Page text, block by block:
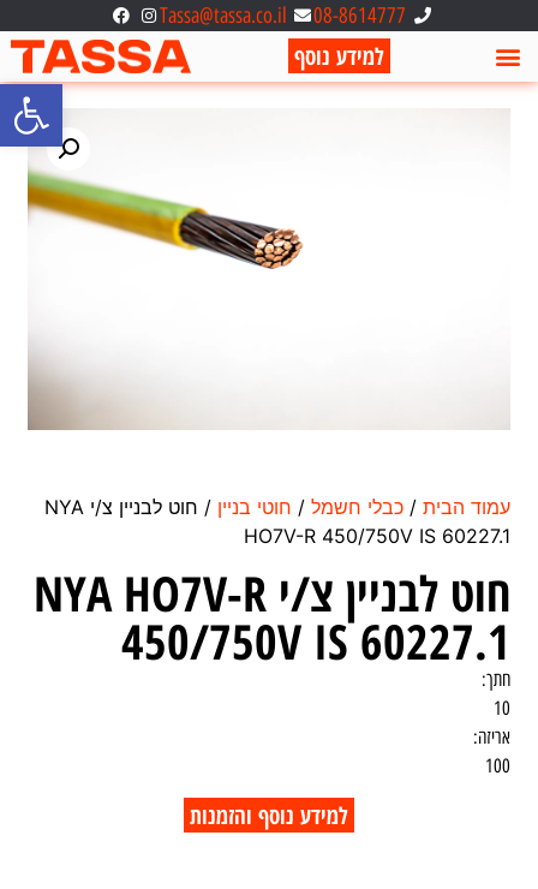
פתח
08-8614777
Tassa@tassa.co.il
למידע נוסף
עמוד הבית /כבלי חשמל / חוטי בניין
/ חוט לבניין צ/י NYA
HO7V-R 450/750V IS 60227.1
חוט לבניין צ/י NYA HO7V-R
450/750V IS 60227.1
חתך:
10
אריזה:
100
למידע נוסף והזמנות